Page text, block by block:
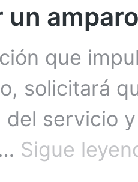
un
que
solicitará
servicio
Sigue